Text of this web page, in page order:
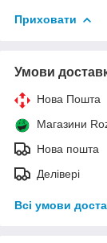
Приховати
Умови
Нова Пошта
Магазини
Нова пошта
Делівері
Всі умови